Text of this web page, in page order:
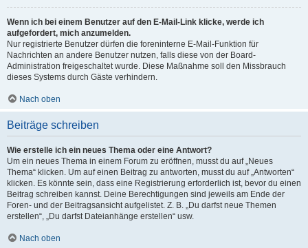
Wenn ich bei einem Benutzer auf den E-Mail-Link klicke, werde ich
aufgefordert, mich anzumelden.
Nur registrierte Benutzer dürfen die foreninterne E-Mail-Funktion für
Nachrichten an andere Benutzer nutzen, falls diese von der Board-
Administration freigeschaltet wurde. Diese Maßnahme soll den Missbrauch
dieses Systems durch Gäste verhindern.
Nach oben
Beiträge schreiben
Wie erstelle ich ein neues Thema oder eine Antwort?
Um ein neues Thema in einem Forum zu eröffnen, musst du auf „Neues
Thema“ klicken. Um auf einen Beitrag zu antworten, musst du auf „Antworten“
klicken. Es könnte sein, dass eine Registrierung erforderlich ist, bevor du einen
Beitrag schreiben kannst. Deine Berechtigungen sind jeweils am Ende der
Foren- und der Beitragsansicht aufgelistet. Z. B. „Du darfst neue Themen
erstellen“, „Du darfst Dateianhänge erstellen“ usw.
Nach oben